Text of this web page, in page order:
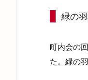
緑の
町内会の
た。緑の